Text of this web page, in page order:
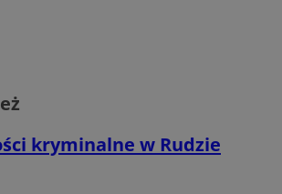
kryminalne w Rudzie